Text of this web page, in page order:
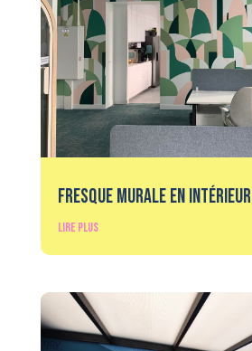
Fresque Murale en Intérieur
lire plus